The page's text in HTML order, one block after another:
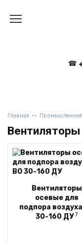
содержанию
Главная Промышленные
Вентиляторы
осевые для
подпора
30-160 ДУ7